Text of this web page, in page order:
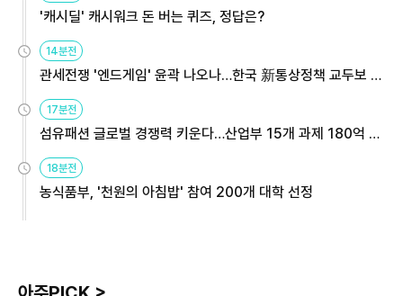
'캐시딜' 캐시워크 돈 버는 퀴즈, 정답은?
14분전
관세전쟁 '엔드게임' 윤곽 나오나…한국 新통상정책 교두보 활
용해야
17분전
섬유패션 글로벌 경쟁력 키운다…산업부 15개 과제 180억 지
원
18분전
농식품부, '천원의 아침밥' 참여 200개 대학 선정